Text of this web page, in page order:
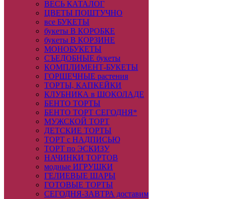
ВЕСЬ КАТАЛОГ
ЦВЕТЫ ПОШТУЧНО
все БУКЕТЫ
букеты В КОРОБКЕ
букеты В КОРЗИНЕ
МОНОБУКЕТЫ
СЪЕДОБНЫЕ букеты
КОМПЛИМЕНТ-БУКЕТЫ
ГОРШЕЧНЫЕ растения
ТОРТЫ, КАПКЕЙКИ
КЛУБНИКА в ШОКОЛАДЕ
БЕНТО ТОРТЫ
БЕНТО ТОРТ СЕГОДНЯ*
МУЖСКОЙ ТОРТ
ДЕТСКИЕ ТОРТЫ
ТОРТ с НАДПИСЬЮ
ТОРТ по ЭСКИЗУ
НАЧИНКИ ТОРТОВ
модные ИГРУШКИ
ГЕЛИЕВЫЕ ШАРЫ
ГОТОВЫЕ ТОРТЫ
СЕГОДНЯ-ЗАВТРА доставим